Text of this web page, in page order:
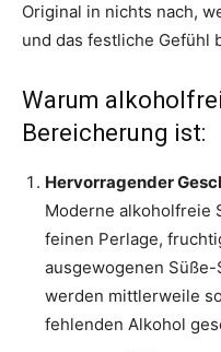
Original in nichts nach,
und das festliche Gefühl
Warum
Bereicherung ist:
Hervorragender
Moderne alkoholfreie
feinen Perlage,
ausgewogenen
werden mittlerweile
fehlenden Alkohol